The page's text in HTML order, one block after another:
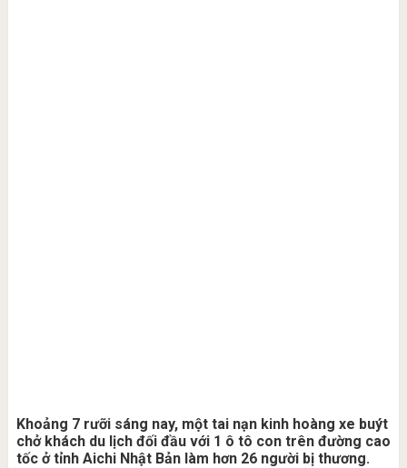
Khoảng 7 rưỡi sáng nay, một tai nạn kinh hoàng xe buýt
chở khách du lịch đối đầu với 1 ô tô con trên đường cao
tốc ở tỉnh Aichi Nhật Bản làm hơn 26 người bị thương.